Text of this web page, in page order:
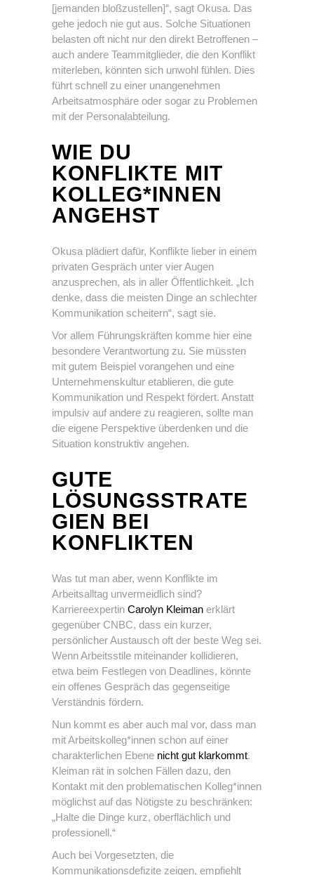
[jemanden bloßzustellen]“, sagt Okusa. Das
gehe jedoch nie gut aus. Solche Situationen
belasten oft nicht nur den direkt Betroffenen –
auch andere Teammitglieder, die den Konflikt
miterleben, könnten sich unwohl fühlen. Dies
führt schnell zu einer unangenehmen
Arbeitsatmosphäre oder sogar zu Problemen
mit der Personalabteilung.
WIE DU
KONFLIKTE MIT
KOLLEG*INNEN
ANGEHST
Okusa plädiert dafür, Konflikte lieber in einem
privaten Gespräch unter vier Augen
anzusprechen, als in aller Öffentlichkeit. „Ich
denke, dass die meisten Dinge an schlechter
Kommunikation scheitern“, sagt sie.
Vor allem Führungskräften komme hier eine
besondere Verantwortung zu. Sie müssten
mit gutem Beispiel vorangehen und eine
Unternehmenskultur etablieren, die gute
Kommunikation und Respekt fördert. Anstatt
impulsiv auf andere zu reagieren, sollte man
die eigene Perspektive überdenken und die
Situation konstruktiv angehen.
GUTE
LÖSUNGSSTRATE
GIEN BEI
KONFLIKTEN
Was tut man aber, wenn Konflikte im
Arbeitsalltag unvermeidlich sind?
Karriereexpertin Carolyn Kleiman erklärt
gegenüber CNBC, dass ein kurzer,
persönlicher Austausch oft der beste Weg sei.
Wenn Arbeitsstile miteinander kollidieren,
etwa beim Festlegen von Deadlines, könnte
ein offenes Gespräch das gegenseitige
Verständnis fördern.
Nun kommt es aber auch mal vor, dass man
mit Arbeitskolleg*innen schon auf einer
charakterlichen Ebene nicht gut klarkommt.
Kleiman rät in solchen Fällen dazu, den
Kontakt mit den problematischen Kolleg*innen
möglichst auf das Nötigste zu beschränken:
„Halte die Dinge kurz, oberflächlich und
professionell.“
Auch bei Vorgesetzten, die
Kommunikationsdefizite zeigen, empfiehlt